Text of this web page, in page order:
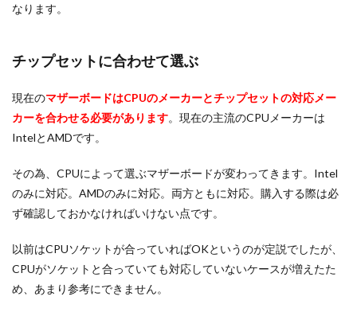
なります。
チップセットに合わせて選ぶ
現在のマザーボードはCPUのメーカーとチップセットの対応メー
カーを合わせる必要があります。現在の主流のCPUメーカーは
IntelとAMDです。
その為、CPUによって選ぶマザーボードが変わってきます。Intel
のみに対応。AMDのみに対応。両方ともに対応。購入する際は必
ず確認しておかなければいけない点です。
以前はCPUソケットが合っていればOKというのが定説でしたが、
CPUがソケットと合っていても対応していないケースが増えたた
め、あまり参考にできません。